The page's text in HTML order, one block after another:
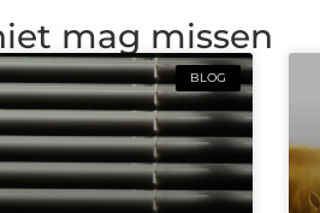
mag missen
BLOG